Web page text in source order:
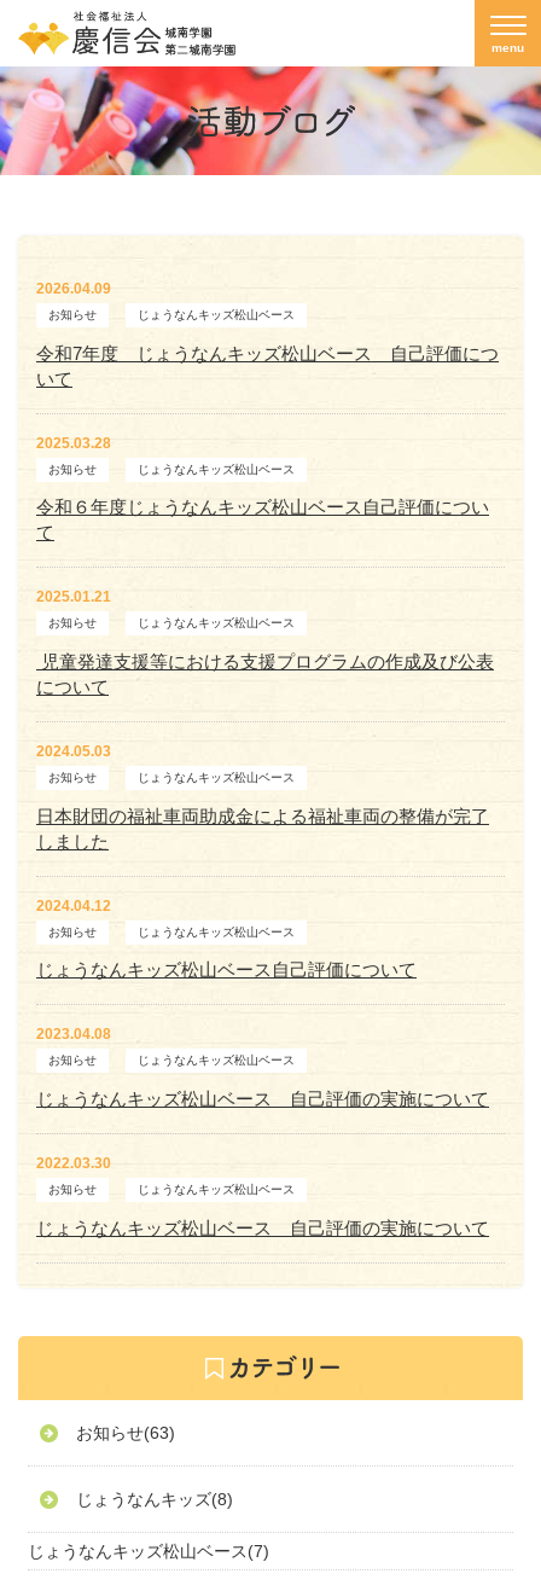
2026.04.09
お知らせ じょうなんキッズ松山ベース
令和7年度 じょうなんキッズ松山ベース 自己評価につ
いて
2025.03.28
お知らせ じょうなんキッズ松山ベース
令和６年度じょうなんキッズ松山ベース自己評価につい
て
2025.01.21
お知らせ じょうなんキッズ松山ベース
児童発達支援等における支援プログラムの作成及び公表
について
2024.05.03
お知らせ じょうなんキッズ松山ベース
日本財団の福祉車両助成金による福祉車両の整備が完了
しました
2024.04.12
お知らせ じょうなんキッズ松山ベース
じょうなんキッズ松山ベース自己評価について
2023.04.08
お知らせ じょうなんキッズ松山ベース
じょうなんキッズ松山ベース 自己評価の実施について
2022.03.30
お知らせ じょうなんキッズ松山ベース
じょうなんキッズ松山ベース 自己評価の実施について
お知らせ(63)
じょうなんキッズ(8)
じょうなんキッズ松山ベース(7)
menu